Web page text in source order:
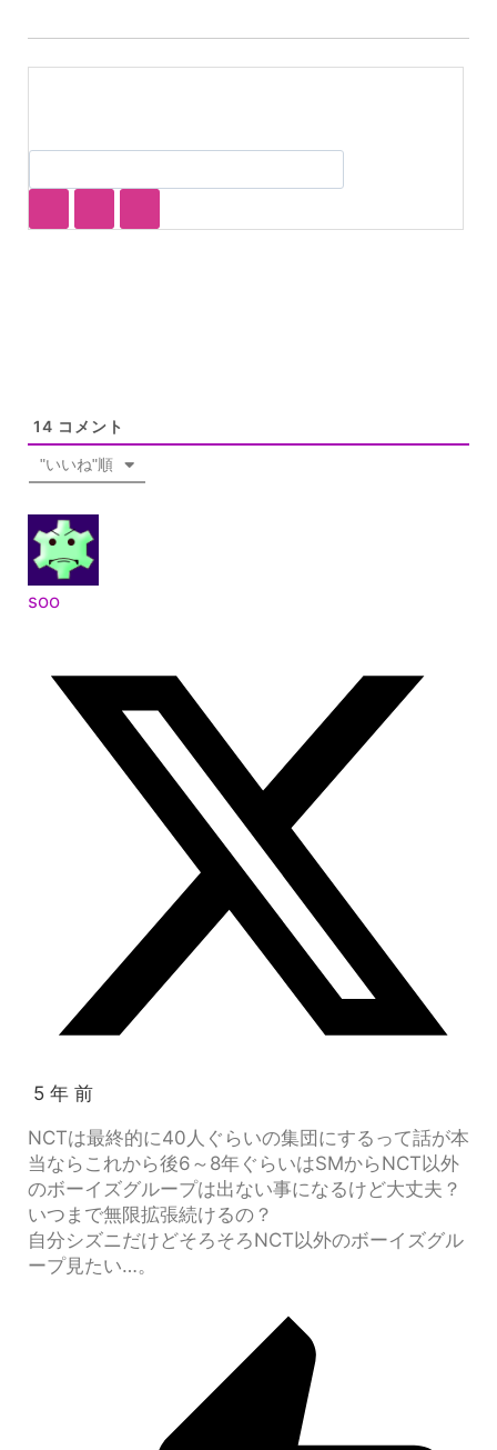
14 コメント
"いいね"順
soo
5 年 前
NCTは最終的に40人ぐらいの集団にするって話が本
当ならこれから後6～8年ぐらいはSMからNCT以外
のボーイズグループは出ない事になるけど大丈夫？
いつまで無限拡張続けるの？
自分シズニだけどそろそろNCT以外のボーイズグル
ープ見たい…。